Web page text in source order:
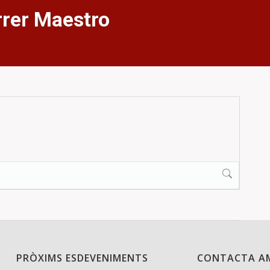
Maestro
PRÒXIMS ESDEVENIMENTS CONTACTA